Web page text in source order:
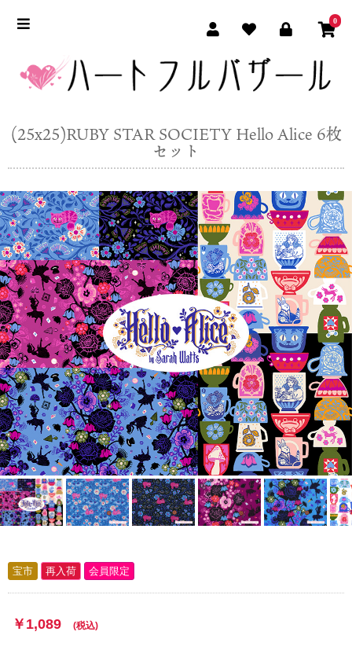
0
(25x25)RUBY STAR SOCIETY Hello Alice 6枚
セット
宝市 再入荷 会員限定
￥1,089 (税込)